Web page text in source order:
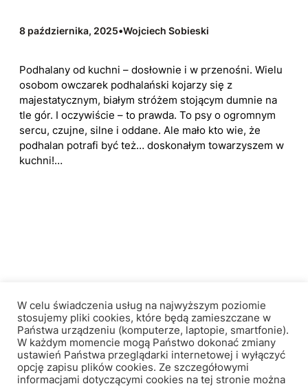
8 października, 2025•Wojciech Sobieski
Podhalany od kuchni – dosłownie i w przenośni. Wielu
osobom owczarek podhalański kojarzy się z
majestatycznym, białym stróżem stojącym dumnie na
tle gór. I oczywiście – to prawda. To psy o ogromnym
sercu, czujne, silne i oddane. Ale mało kto wie, że
podhalan potrafi być też… doskonałym towarzyszem w
kuchni!…
Facebook Instagram
W celu świadczenia usług na najwyższym poziomie
stosujemy pliki cookies, które będą zamieszczane w
Państwa urządzeniu (komputerze, laptopie, smartfonie).
W każdym momencie mogą Państwo dokonać zmiany
ustawień Państwa przeglądarki internetowej i wyłączyć
opcję zapisu plików cookies. Ze szczegółowymi
informacjami dotyczącymi cookies na tej stronie można